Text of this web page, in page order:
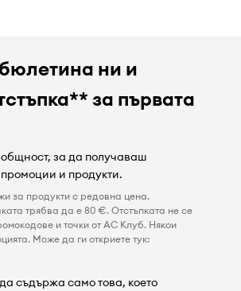
ни и
за първата
за да получаваш
и продукти.
за продукти с редовна цена.
трябва да е 80 €. Отстъпката не се
и точки от AC Клуб. Някои
Може да ги откриете тук:
съдържа само това, което